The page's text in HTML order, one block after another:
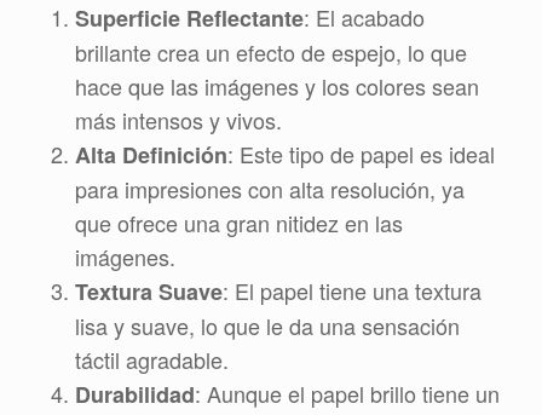
Superficie Reflectante: El acabado
brillante crea un efecto de espejo, lo que
hace que las imágenes y los colores sean
más intensos y vivos.
Alta Definición: Este tipo de papel es ideal
para impresiones con alta resolución, ya
que ofrece una gran nitidez en las
imágenes.
Textura Suave: El papel tiene una textura
lisa y suave, lo que le da una sensación
táctil agradable.
Durabilidad: Aunque el papel brillo tiene un